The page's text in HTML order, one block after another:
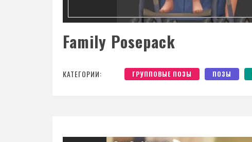
Family Posepack
КАТЕГОРИИ: ГРУППОВЫЕ ПОЗЫ ПОЗЫ